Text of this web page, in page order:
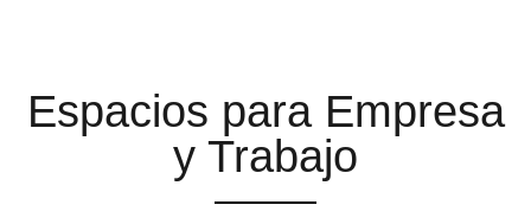
Espacios para Empresa
y Trabajo